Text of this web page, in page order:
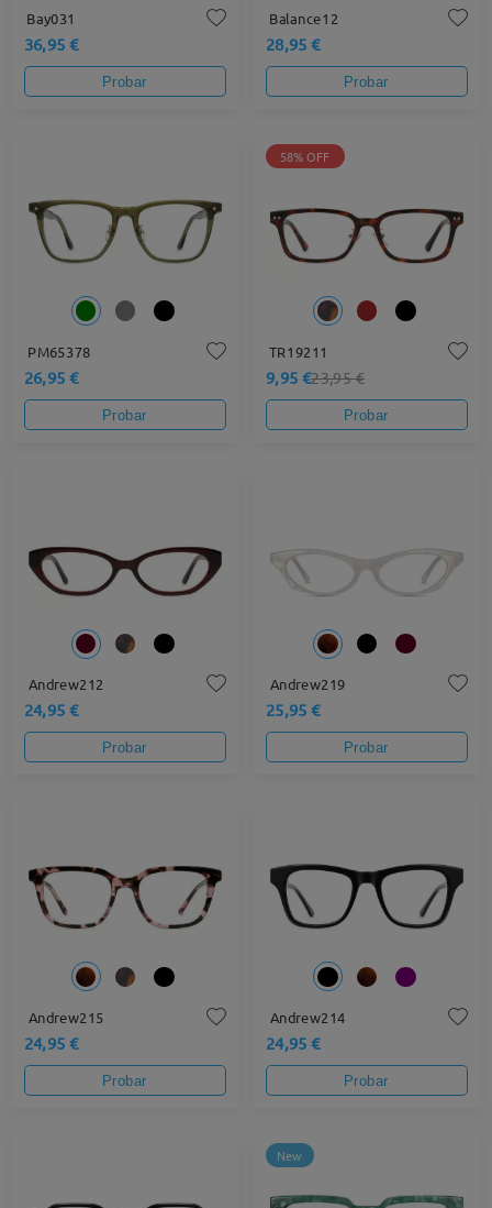
Bay031
36,95 €
Probar
Balance12
28,95 €
Probar
PM65378
26,95 €
Probar
58% OFF
TR19211
9,95 €23,95 €
Probar
Andrew212
24,95 €
Probar
Andrew219
25,95 €
Probar
Andrew215
24,95 €
Probar
Andrew214
24,95 €
Probar
New